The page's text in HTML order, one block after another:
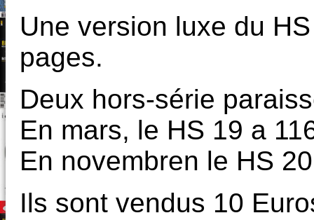
Une version luxe du
pages.
Deux hors-série
En mars, le HS 19 a
En novembren le HS
Ils sont vendus 10